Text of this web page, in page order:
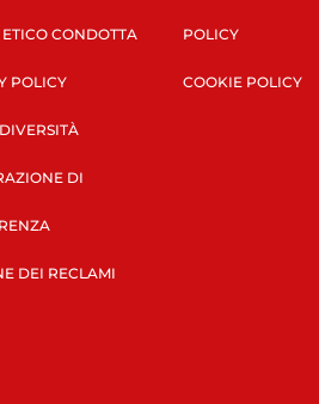
CONDOTTA
POLICY
DI
DEI RECLAMI
POLICY
COOKIE POLICY